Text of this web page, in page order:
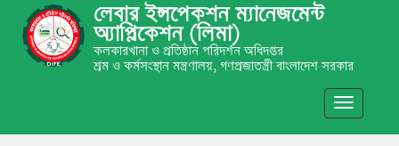
লেবার ইন্সপেকশন ম্যানেজমেন্ট
অ্যাপ্লিকেশন (লিমা)
কলকারখানা ও প্রতিষ্ঠান পরিদর্শন অধিদপ্তর
শ্রম ও কর্মসংস্থান মন্ত্রণালয়, গণপ্রজাতন্ত্রী বাংলাদেশ সরকার
Toggle